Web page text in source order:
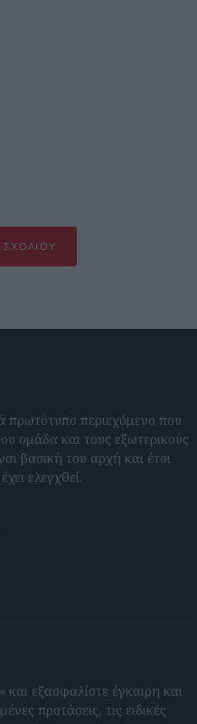
πρωτότυπο περιεχόμενο που
ομάδα και τους εξωτερικούς
βασική του αρχή και έτσι
ελεγχθεί.
feeds
εξασφαλίστε έγκαιρη και
προτάσεις, τις ειδικές